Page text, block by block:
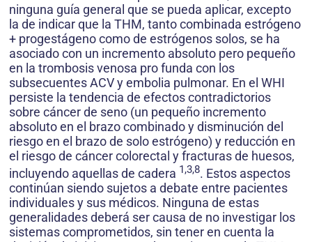
ninguna guía general que se pueda aplicar, excepto
la de indicar que la THM, tanto combinada estrógeno
+ progestágeno como de estrógenos solos, se ha
asociado con un incremento absoluto pero pequeño
en la trombosis venosa pro funda con los
subsecuentes ACV y embolia pulmonar. En el WHI
persiste la tendencia de efectos contradictorios
sobre cáncer de seno (un pequeño incremento
absoluto en el brazo combinado y disminución del
riesgo en el brazo de solo estrógeno) y reducción en
el riesgo de cáncer colorectal y fracturas de huesos,
incluyendo aquellas de cadera 1,3,8. Estos aspectos
continúan siendo sujetos a debate entre pacientes
individuales y sus médicos. Ninguna de estas
generalidades deberá ser causa de no investigar los
sistemas comprometidos, sin tener en cuenta la